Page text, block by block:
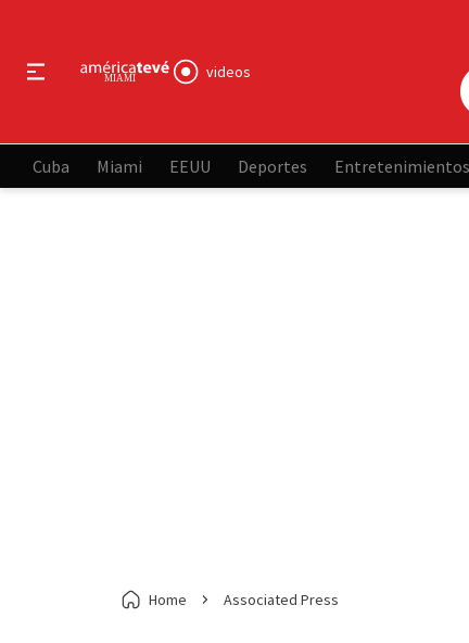
videos
Cuba Miami EEUU Deportes Entretenimientos
Home Associated Press